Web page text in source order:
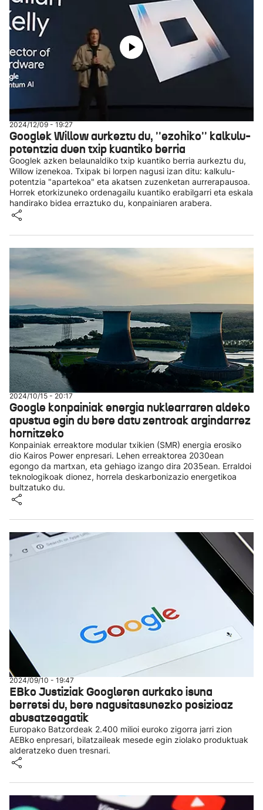
2024/12/09 - 19:27
Googlek Willow aurkeztu du, ''ezohiko'' kalkulu-
potentzia duen txip kuantiko berria
Googlek azken belaunaldiko txip kuantiko berria aurkeztu du,
Willow izenekoa. Txipak bi lorpen nagusi izan ditu: kalkulu-
potentzia "apartekoa" eta akatsen zuzenketan aurrerapausoa.
Horrek etorkizuneko ordenagailu kuantiko erabilgarri eta eskala
handirako bidea erraztuko du, konpainiaren arabera.
2024/10/15 - 20:17
Google konpainiak energia nuklearraren aldeko
apustua egin du bere datu zentroak argindarrez
hornitzeko
Konpainiak erreaktore modular txikien (SMR) energia erosiko
dio Kairos Power enpresari. Lehen erreaktorea 2030ean
egongo da martxan, eta gehiago izango dira 2035ean. Erraldoi
teknologikoak dionez, horrela deskarbonizazio energetikoa
bultzatuko du.
2024/09/10 - 19:47
EBko Justiziak Googleren aurkako isuna
berretsi du, bere nagusitasunezko posizioaz
abusatzeagatik
Europako Batzordeak 2.400 milioi euroko zigorra jarri zion
AEBko enpresari, bilatzaileak mesede egin ziolako produktuak
alderatzeko duen tresnari.